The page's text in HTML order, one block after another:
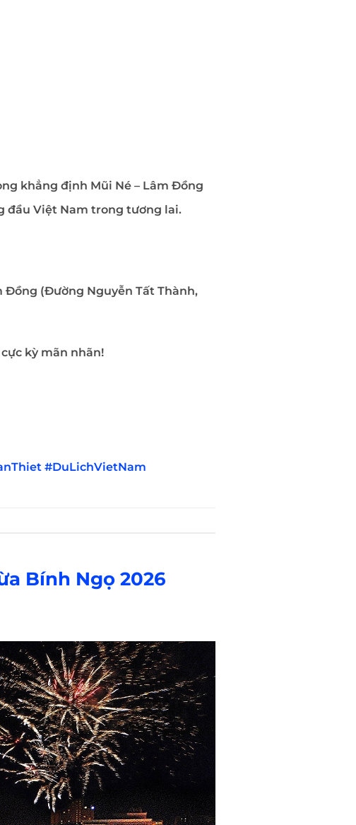
khẳng định Mũi Né – Lâm Đồng
đầu Việt Nam trong tương lai.
(Đường Nguyễn Tất Thành,
kỳ mãn nhãn!
#DuLichVietNam
Bính Ngọ 2026